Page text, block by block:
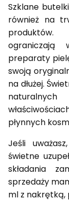
Szklane
również na
produktów.
ograniczają
preparaty
swoją
na dłużej.
płynnych
Jeśli
świetne
składania
sprzedaży
ml z